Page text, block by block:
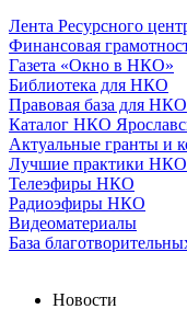
Лента Ресурсного
Финансовая
Газета «Окно в НКО»
Библиотека для НКО
Правовая база для НКО
Каталог НКО
Актуальные гранты и
Лучшие практики НКО
Телеэфиры НКО
Радиоэфиры НКО
Видеоматериалы
База
Новости